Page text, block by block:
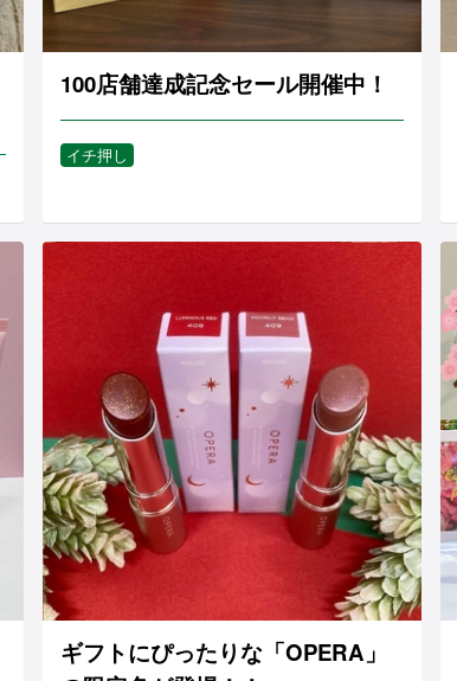
100店舗達成記念セール開催中！
イチ押し
ギフトにぴったりな「OPERA」